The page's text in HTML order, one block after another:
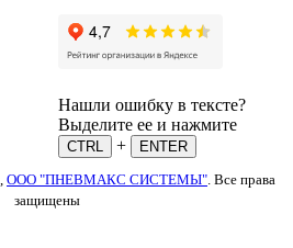
Нашли ошибку в тексте?
Выделите ее и нажмите
CTRL +
ENTER
ООО "ПНЕВМАКС СИСТЕМЫ" . Все права
защищены